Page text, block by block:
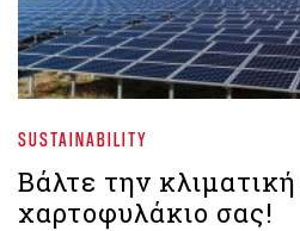
SUSTAINABILITY
Βάλτε την
χαρτοφυλάκιο σας!